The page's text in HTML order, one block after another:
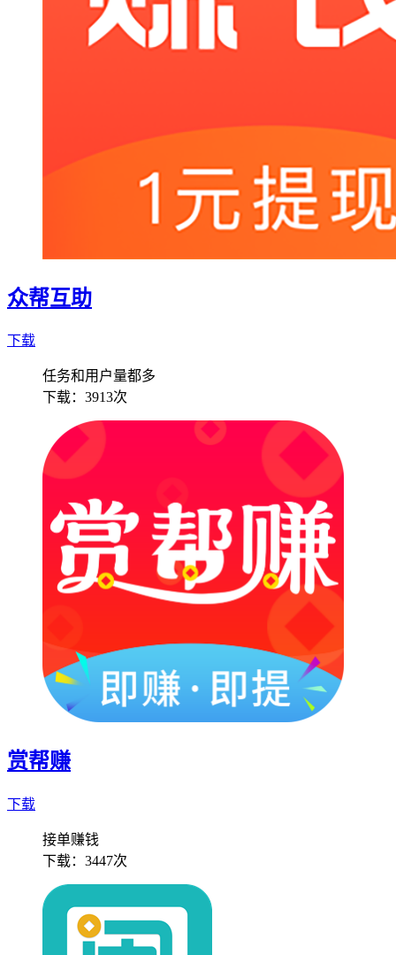
众帮互助
下载
任务和用户量都多
下载： 3913次
赏帮赚
下载
接单赚钱
下载： 3447次